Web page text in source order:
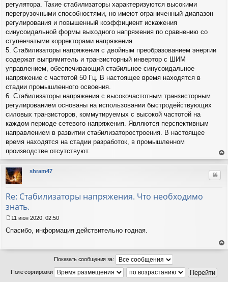
регулятора. Такие стабилизаторы характеризуются высокими
перегрузочными способностями, но имеют ограниченный диапазон
регулирования и повышенный коэффициент искажения
синусоидальной формы выходного напряжения по сравнению со
ступенчатыми корректорами напряжения.
5. Стабилизаторы напряжения с двойным преобразованием энергии
содержат выпрямитель и транзисторный инвертор с ШИМ
управлением, обеспечивающий стабильное синусоидальное
напряжение с частотой 50 Гц. В настоящее время находятся в
стадии промышленного освоения.
6. Стабилизаторы напряжения с высокочастотным транзисторным
регулированием основаны на использовании быстродействующих
силовых транзисторов, коммутируемых с высокой частотой на
каждом периоде сетевого напряжения. Являются перспективным
направлением в развитии стабилизаторостроения. В настоящее
время находятся на стадии разработок, в промышленном
производстве отсутствуют.
ер
shram47
Re: Стабилизаторы напряжения. Что необходимо
знать.
о
н
11 июн 2020, 02:50
Спасибо, информация действительно годная.
ер
Показать сообщения за:
Поле сортировки